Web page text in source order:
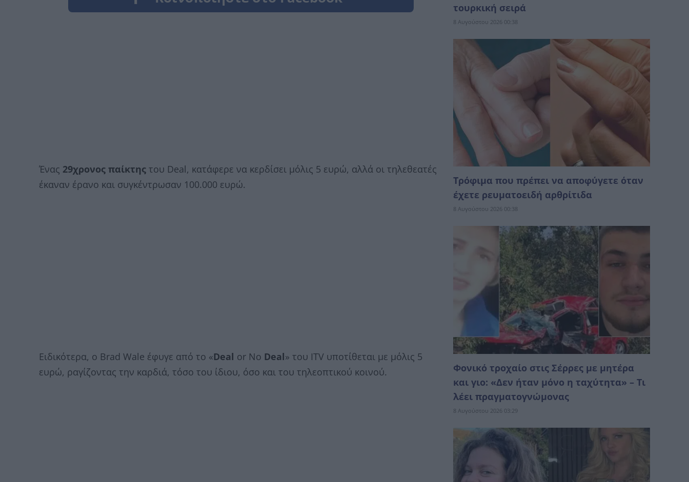
Ένας 29χρονος παίκτης του Deal, κατάφερε να κερδίσει μόλις 5 ευρώ, αλλά οι τηλεθεατές
έκαναν έρανο και συγκέντρωσαν 100.000 ευρώ.
Ειδικότερα, ο Brad Wale έφυγε από το «Deal or No Deal» του ITV υποτίθεται με μόλις 5
ευρώ, ραγίζοντας την καρδιά, τόσο του ίδιου, όσο και του τηλεοπτικού κοινού.
τουρκική σειρά
8 Αυγούστου 2026 00:38
Τρόφιμα που πρέπει να αποφύγετε όταν
έχετε ρευματοειδή αρθρίτιδα
8 Αυγούστου 2026 00:38
Φονικό τροχαίο στις Σέρρες με μητέρα
και γιο: «Δεν ήταν μόνο η ταχύτητα» – Τι
λέει πραγματογνώμονας
8 Αυγούστου 2026 03:29